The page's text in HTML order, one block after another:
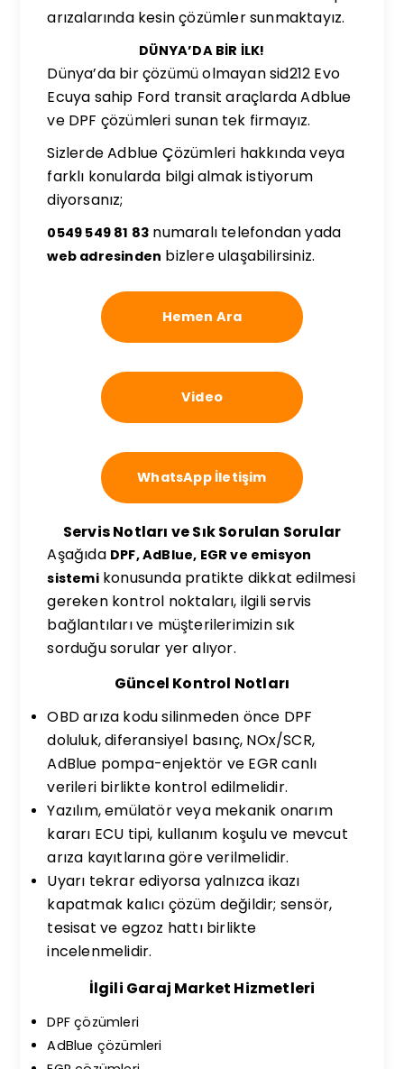
arızalarında kesin çözümler sunmaktayız.
DÜNYA’DA BİR İLK!
Dünya’da bir çözümü olmayan sid212 Evo
Ecuya sahip Ford transit araçlarda Adblue
ve DPF çözümleri sunan tek firmayız.
Sizlerde Adblue Çözümleri hakkında veya
farklı konularda bilgi almak istiyorum
diyorsanız;
0549 549 81 83 numaralı telefondan yada
web adresinden bizlere ulaşabilirsiniz.
Hemen Ara
Video
WhatsApp İletişim
Servis Notları ve Sık Sorulan Sorular
Aşağıda DPF, AdBlue, EGR ve emisyon
sistemikonusunda pratikte dikkat edilmesi
gereken kontrol noktaları, ilgili servis
bağlantıları ve müşterilerimizin sık
sorduğu sorular yer alıyor.
Güncel Kontrol Notları
OBD arıza kodu silinmeden önce DPF
doluluk, diferansiyel basınç, NOx/SCR,
AdBlue pompa-enjektör ve EGR canlı
verileri birlikte kontrol edilmelidir.
Yazılım, emülatör veya mekanik onarım
kararı ECU tipi, kullanım koşulu ve mevcut
arıza kayıtlarına göre verilmelidir.
Uyarı tekrar ediyorsa yalnızca ikazı
kapatmak kalıcı çözüm değildir; sensör,
tesisat ve egzoz hattı birlikte
incelenmelidir.
İlgili Garaj Market Hizmetleri
DPF çözümleri
AdBlue çözümleri